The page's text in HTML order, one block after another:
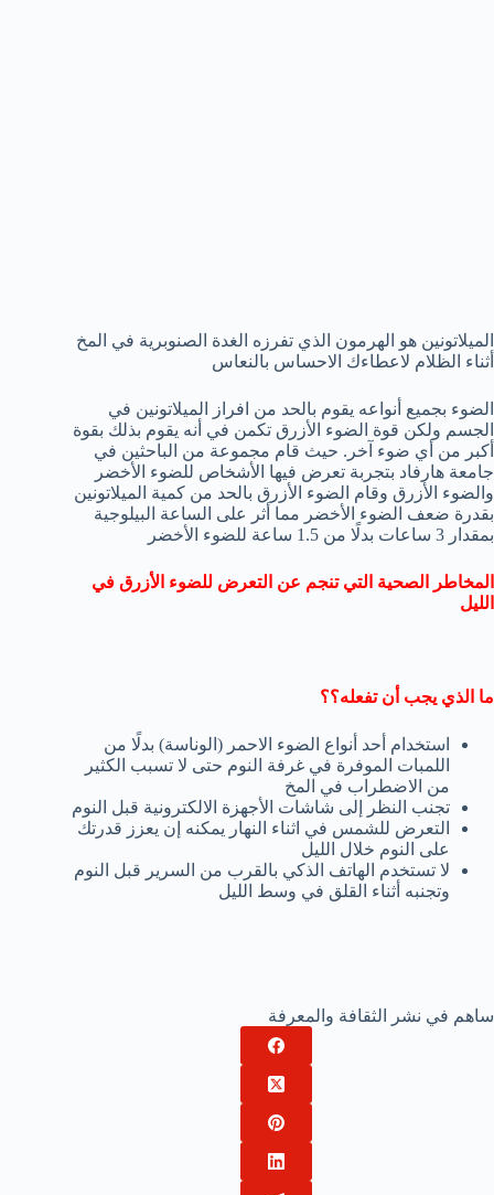
الميلاتونين هو الهرمون الذي تفرزه الغدة الصنوبرية في المخ
أثناء الظلام لاعطاءك الاحساس بالنعاس
الضوء بجميع أنواعه يقوم بالحد من افراز الميلاتونين في
الجسم ولكن قوة الضوء الأزرق تكمن في أنه يقوم بذلك بقوة
أكبر من أي ضوء آخر. حيث قام مجموعة من الباحثين في
جامعة هارفاد بتجربة تعرض فيها الأشخاص للضوء الأخضر
والضوء الأزرق وقام الضوء الأزرق بالحد من كمية الميلاتونين
بقدرة ضعف الضوء الأخضر مما أثر على الساعة البيلوجية
بمقدار 3 ساعات بدلًا من 1.5 ساعة للضوء الأخضر
المخاطر الصحية التي تنجم عن التعرض للضوء الأزرق في
الليل
ما الذي يجب أن تفعله؟؟
استخدام أحد أنواع الضوء الاحمر (الوناسة) بدلًا من
اللمبات الموفرة في غرفة النوم حتى لا تسبب الكثير
من الاضطراب في المخ
تجنب النظر إلى شاشات الأجهزة الالكترونية قبل النوم
التعرض للشمس في اثناء النهار يمكنه إن يعزز قدرتك
على النوم خلال الليل
لا تستخدم الهاتف الذكي بالقرب من السرير قبل النوم
وتجنبه أثناء القلق في وسط الليل
ساهم في نشر الثقافة والمعرفة